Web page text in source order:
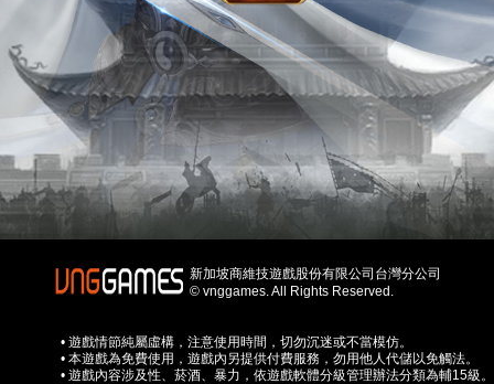
新加坡商維技遊戲股份有限公司台灣分公司
© vnggames. All Rights Reserved.
• 遊戲情節純屬虛構，注意使用時間，切勿沉迷或不當模仿。
• 本遊戲為免費使用，遊戲內另提供付費服務，勿用他人代儲以免觸法。
• 遊戲內容涉及性、菸酒、暴力，依遊戲軟體分級管理辦法分類為輔15級。​